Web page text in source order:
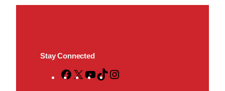
Stay Connected
F
X
Y
T